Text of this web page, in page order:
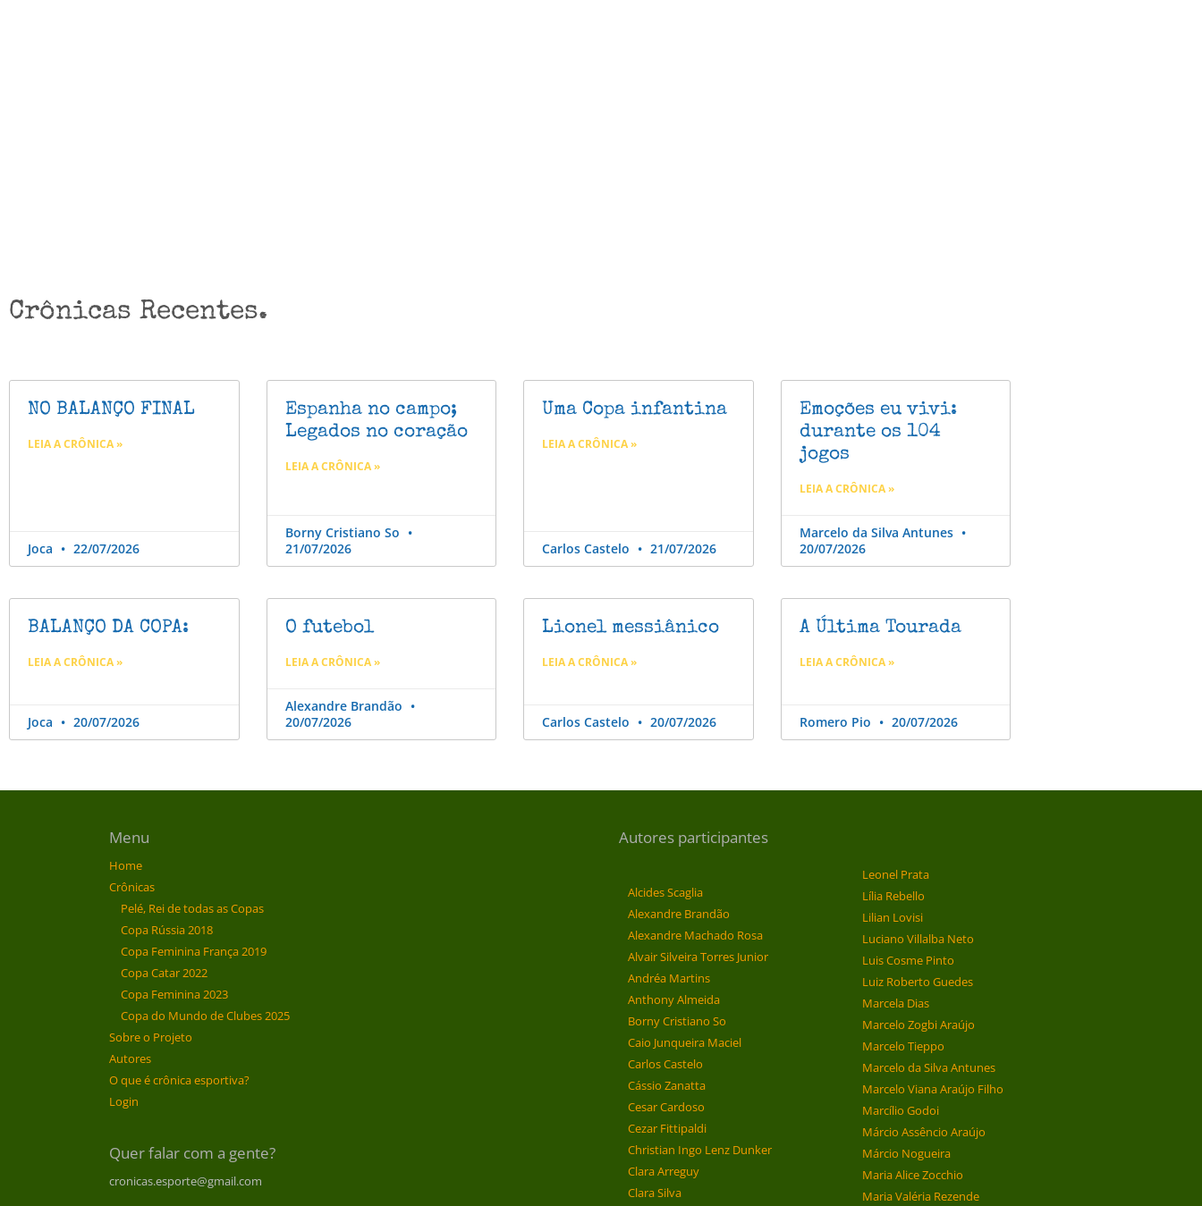
Crônicas Recentes.
NO BALANÇO FINAL
LEIA A CRÔNICA »
Joca 22/07/2026
Espanha no campo;
Legados no coração
LEIA A CRÔNICA »
Borny Cristiano So
21/07/2026
Uma Copa infantina
LEIA A CRÔNICA »
Carlos Castelo 21/07/2026
Emoções eu vivi:
durante os 104
jogos
LEIA A CRÔNICA »
Marcelo da Silva Antunes
20/07/2026
BALANÇO DA COPA:
LEIA A CRÔNICA »
Joca 20/07/2026
O futebol
LEIA A CRÔNICA »
Alexandre Brandão
20/07/2026
Lionel messiânico
LEIA A CRÔNICA »
Carlos Castelo 20/07/2026
A Última Tourada
LEIA A CRÔNICA »
Romero Pio 20/07/2026
Menu
Home
Crônicas
Pelé, Rei de todas as Copas
Copa Rússia 2018
Copa Feminina França 2019
Copa Catar 2022
Copa Feminina 2023
Copa do Mundo de Clubes 2025
Sobre o Projeto
Autores
O que é crônica esportiva?
Login
Quer falar com a gente?
cronicas.esporte@gmail.com
Autores participantes
Alcides Scaglia
Alexandre Brandão
Alexandre Machado Rosa
Alvair Silveira Torres Junior
Andréa Martins
Anthony Almeida
Borny Cristiano So
Caio Junqueira Maciel
Carlos Castelo
Cássio Zanatta
Cesar Cardoso
Cezar Fittipaldi
Christian Ingo Lenz Dunker
Clara Arreguy
Clara Silva
Leonel Prata
Lília Rebello
Lilian Lovisi
Luciano Villalba Neto
Luis Cosme Pinto
Luiz Roberto Guedes
Marcela Dias
Marcelo Zogbi Araújo
Marcelo Tieppo
Marcelo da Silva Antunes
Marcelo Viana Araújo Filho
Marcílio Godoi
Márcio Assêncio Araújo
Márcio Nogueira
Maria Alice Zocchio
Maria Valéria Rezende